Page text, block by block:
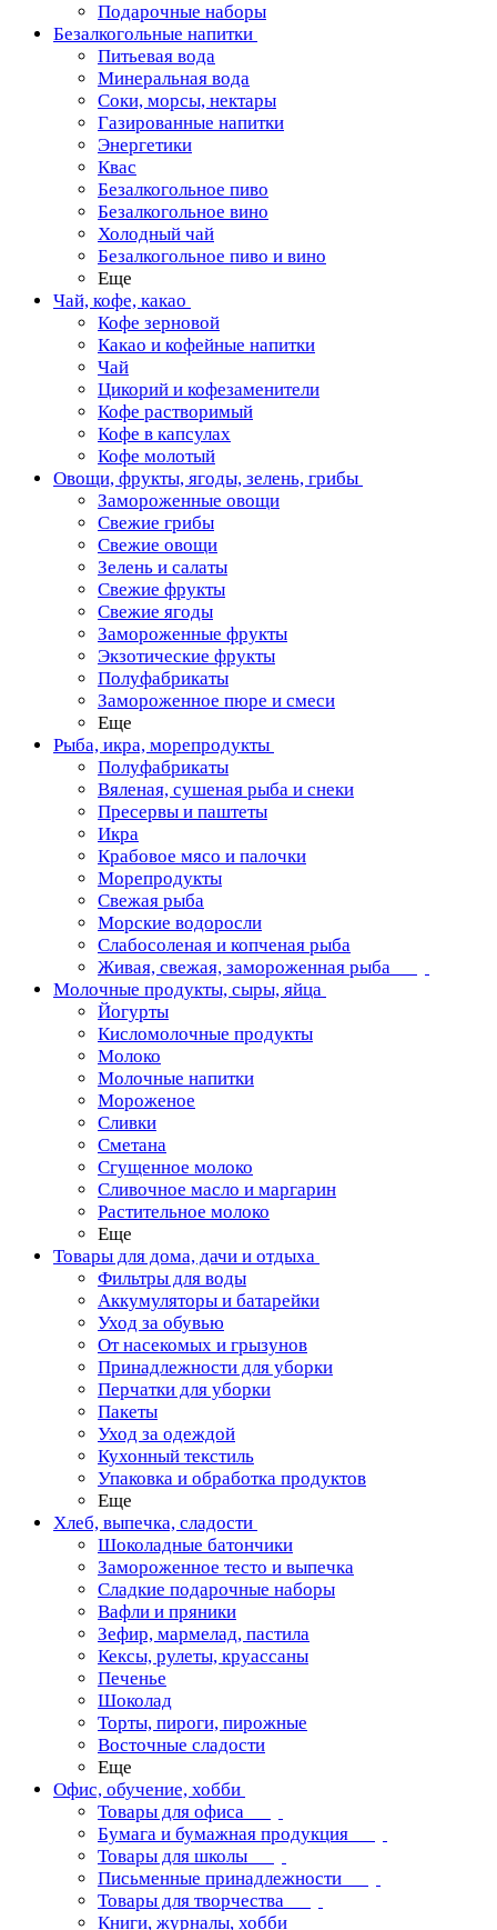
Подарочные наборы
Безалкогольные напитки
Питьевая вода
Минеральная вода
Соки, морсы, нектары
Газированные напитки
Энергетики
Квас
Безалкогольное пиво
Безалкогольное вино
Холодный чай
Безалкогольное пиво и вино
Еще
Чай, кофе, какао
Кофе зерновой
Какао и кофейные напитки
Чай
Цикорий и кофезаменители
Кофе растворимый
Кофе в капсулах
Кофе молотый
Овощи, фрукты, ягоды, зелень, грибы
Замороженные овощи
Свежие грибы
Свежие овощи
Зелень и салаты
Свежие фрукты
Свежие ягоды
Замороженные фрукты
Экзотические фрукты
Полуфабрикаты
Замороженное пюре и смеси
Еще
Рыба, икра, морепродукты
Полуфабрикаты
Вяленая, сушеная рыба и снеки
Пресервы и паштеты
Икра
Крабовое мясо и палочки
Морепродукты
Свежая рыба
Морские водоросли
Слабосоленая и копченая рыба
Живая, свежая, замороженная рыба
Молочные продукты, сыры, яйца
Йогурты
Кисломолочные продукты
Молоко
Молочные напитки
Мороженое
Сливки
Сметана
Сгущенное молоко
Сливочное масло и маргарин
Растительное молоко
Еще
Товары для дома, дачи и отдыха
Фильтры для воды
Аккумуляторы и батарейки
Уход за обувью
От насекомых и грызунов
Принадлежности для уборки
Перчатки для уборки
Пакеты
Уход за одеждой
Кухонный текстиль
Упаковка и обработка продуктов
Еще
Хлеб, выпечка, сладости
Шоколадные батончики
Замороженное тесто и выпечка
Сладкие подарочные наборы
Вафли и пряники
Зефир, мармелад, пастила
Кексы, рулеты, круассаны
Печенье
Шоколад
Торты, пироги, пирожные
Восточные сладости
Еще
Офис, обучение, хобби
Товары для офиса
Бумага и бумажная продукция
Товары для школы
Письменные принадлежности
Товары для творчества
Книги, журналы, хобби